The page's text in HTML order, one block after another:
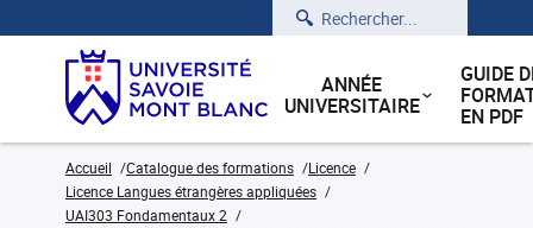
Rechercher
ANNÉE
UNIVERSITAIRE
GUIDE
EN PDF
Accueil Catalogue des formations
Licence
Licence Langues étrangères appliquées
UAI303 Fondamentaux 2